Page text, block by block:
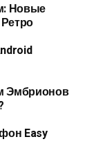
Новые
Эмбрионов
Easy